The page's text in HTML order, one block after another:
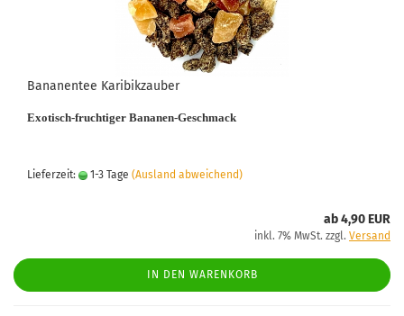
Bananentee Karibikzauber
Exotisch-fruchtiger Bananen-Geschmack
Lieferzeit: 1-3 Tage (Ausland abweichend)
ab 4,90 EUR
inkl. 7% MwSt. zzgl. Versand
IN DEN WARENKORB